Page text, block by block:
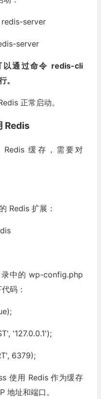
server
server
以通过命令 redis-cli
。
正常启动。
Redis
Redis 缓存，需要对
Redis 扩展：
中的 wp-config.php
码：
'127.0.0.1');
6379);
使用 Redis 作为缓存
地址和端口。